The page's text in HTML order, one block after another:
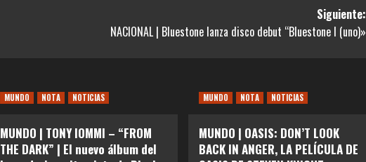
Siguiente:
NACIONAL | Bluestone lanza disco debut “Bluestone I (uno)»
MUNDO NOTA NOTICIAS
MUNDO | TONY IOMMI – “FROM
THE DARK” | El nuevo álbum del
MUNDO NOTA NOTICIAS
MUNDO | OASIS: DON’T LOOK
BACK IN ANGER, LA PELÍCULA DE